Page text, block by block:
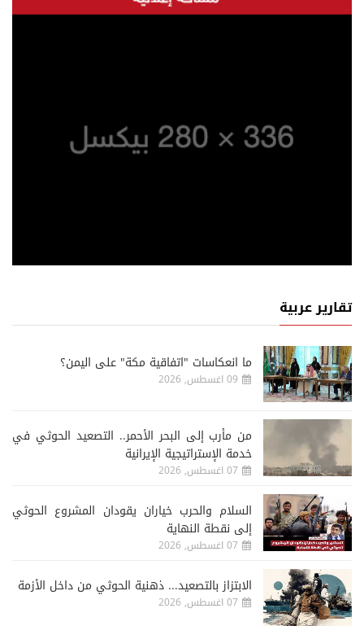
تقارير عربية
ما انعكاسات "اتفاقية مكة" على اليمن؟
09 اغسطس, 2026
من مأرب إلى البحر الأحمر.. التصعيد الحوثي في
خدمة الإستراتيجية الإيرانية
07 اغسطس, 2026
السلام والحرب خياران يقودان المشروع الحوثي
إلى نقطة النهاية
07 اغسطس, 2026
الابتزاز بالتصعيد... ذهنية الحوثي من داخل الأزمة
07 اغسطس, 2026